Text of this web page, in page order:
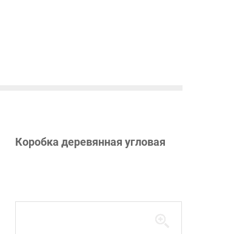
Коробка деревянная угловая